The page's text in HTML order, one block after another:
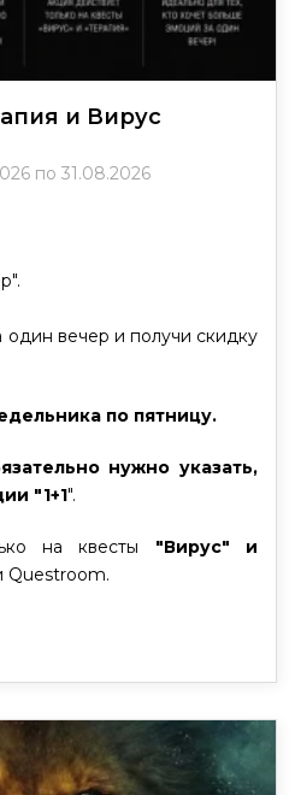
и Вирус
по 31.08.2026
один вечер и получи скидку
по пятницу.
нужно указать,
"1+1".
на квесты "Вирус" и
Questroom.